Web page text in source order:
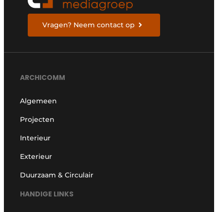
Vragen? Neem contact op
ARCHICOMM
Algemeen
Projecten
Interieur
Exterieur
Duurzaam & Circulair
HANDIGE LINKS